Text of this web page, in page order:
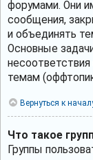
форумами. Они
сообщения,
и объединять
Основные
темам
Вернуться к
Что такое
Группы